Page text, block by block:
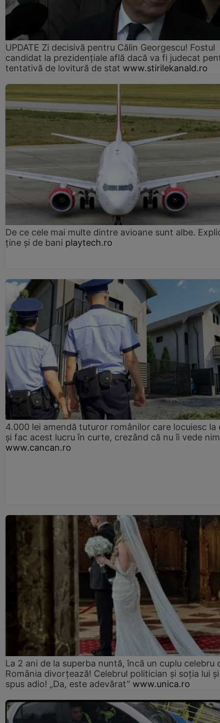
UPDATE Zi decisivă pentru Călin Georgescu! Fostul
candidat la prezidențiale află dacă va fi judecat
tentativă de lovitură de stat www.stirilekanald.ro
De ce cele mai multe dintre avioane sunt albe.
ține și de bani playtech.ro
4.000 lei amendă tuturor românilor care locuiesc la
și fac acest lucru în curte, crezând că nu îi vede
www.cancan.ro
La 2 ani de la superba nuntă, încă un cuplu celebru
România divorțează! Celebrul politician și soția lui
spus adio! „Da, este adevărat” www.unica.ro